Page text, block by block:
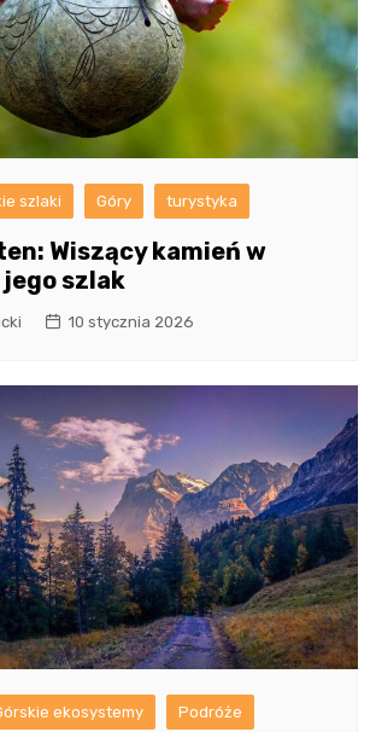
szlaki Góry turystyka
Wiszący kamień w
szlak
10 stycznia 2026
ekosystemy Podróże